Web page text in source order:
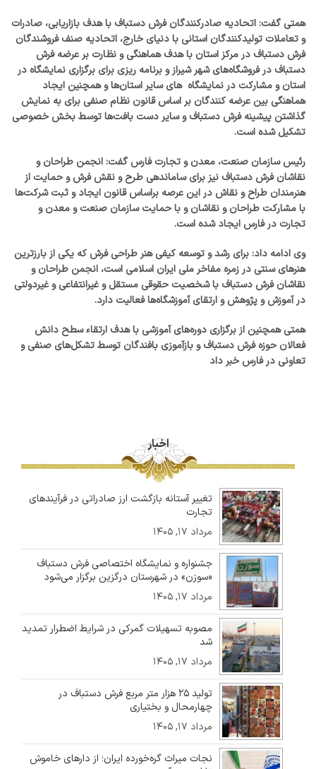
همتی گفت: اتحادیه صادرکنندگان فرش دستباف با هدف بازاریابی، صادرات
و تعاملات تولیدکنندگان استانی با دنیای خارج، اتحادیه صنف فروشندگان
فرش دستباف در مرکز استان با هدف هماهنگی و نظارت بر عرضه فرش
دستباف در فروشگاه‌های شهر شیراز و برنامه ریزی برای برگزاری نمایشگاه در
استان و مشارکت در نمایشگاه ‌ های سایر استان‌ها و همچنین ایجاد
هماهنگی بین عرضه کنندگان بر اساس قانون نظام صنفی برای به نمایش
گذاشتن پیشینه فرش دستباف و سایر دست بافت‌ها توسط بخش خصوصی
تشکیل شده است.
رئیس سازمان صنعت، معدن و تجارت فارس گفت: انجمن طراحان و
نقاشان فرش دستباف نیز برای ساماندهی طرح و نقش فرش و حمایت از
هنرمندان طراح و نقاش در این عرصه براساس قانون ایجاد و ثبت شرکت‌ها
با مشارکت طراحان و نقاشان و با حمایت سازمان صنعت و معدن و
تجارت در فارس ایجاد شده است.
وی ادامه داد: برای رشد و توسعه کیفی هنر طراحی فرش که یکی از بارزترین
هنرهای سنتی در زمره مفاخر ملی ایران اسلامی است، انجمن طراحان و
نقاشان فرش دستباف با شخصیت حقوقی مستقل و غیرانتفاعی و غیردولتی
در آموزش و پژوهش و ارتقای آموزشگاه‌ها فعالیت دارد.
همتی همچنین از برگزاری دوره‌های آموزشی با هدف ارتقاء سطح دانش
فعالان حوزه فرش دستباف و بازآموزی بافندگان توسط تشکل‌های صنفی و
تعاونی در فارس خبر داد
اخبار
تغییر آستانه بازگشت ارز صادراتی در فرآیندهای
تجارت
مرداد ۱۷, ۱۴۰۵
جشنواره و نمایشگاه اختصاصی فرش دستباف
«سوزن» در شهرستان درگزین برگزار می‌شود
مرداد ۱۷, ۱۴۰۵
مصوبه تسهیلات گمرکی در شرایط اضطرار تمدید
شد
مرداد ۱۷, ۱۴۰۵
تولید ۲۵ هزار متر مربع فرش دستباف در
چهارمحال و بختیاری
مرداد ۱۷, ۱۴۰۵
نجات میراث گره‌خورده ایران؛ از دارهای خاموش